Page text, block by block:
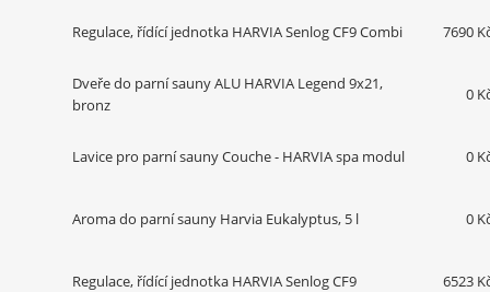
Regulace, řídící jednotka HARVIA Senlog CF9 Combi 7690
Dveře do parní sauny ALU HARVIA Legend 9x21,
bronz
0
Lavice pro parní sauny Couche - HARVIA spa modul 0
Aroma do parní sauny Harvia Eukalyptus, 5 l 0
Regulace, řídící jednotka HARVIA Senlog CF9 6523